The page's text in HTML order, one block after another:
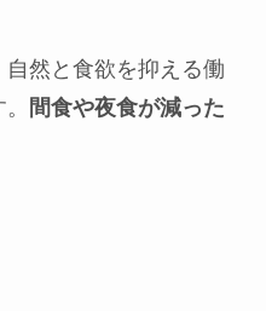
然と食欲を抑える働
間食や夜食が減った